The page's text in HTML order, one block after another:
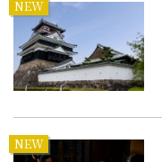
NEW
NEW